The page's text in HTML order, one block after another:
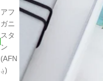
アフ
ガニ
スタ
ン
(AFN
؋)